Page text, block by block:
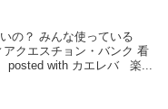
の？ みんな使っている
アクエスチョン・バンク 看
posted with カエレバ 楽...